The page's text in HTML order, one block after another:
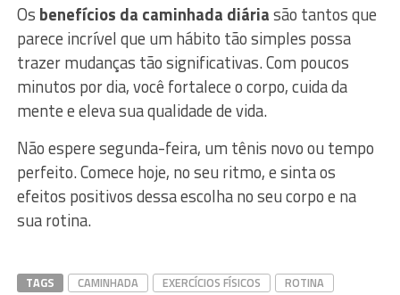
Os benefícios da caminhada diáriasão tantos que
parece incrível que um hábito tão simples possa
trazer mudanças tão significativas. Com poucos
minutos por dia, você fortalece o corpo, cuida da
mente e eleva sua qualidade de vida.
Não espere segunda-feira, um tênis novo ou tempo
perfeito. Comece hoje, no seu ritmo, e sinta os
efeitos positivos dessa escolha no seu corpo e na
sua rotina.
TAGS CAMINHADA EXERCÍCIOS FÍSICOS ROTINA